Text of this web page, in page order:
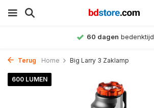
60 dagen bedenktijd
Terug Home Big Larry 3 Zaklamp
600 LUMEN